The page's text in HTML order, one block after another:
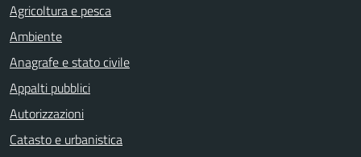
Agricoltura e pesca
Ambiente
Anagrafe e stato civile
Appalti pubblici
Autorizzazioni
Catasto e urbanistica